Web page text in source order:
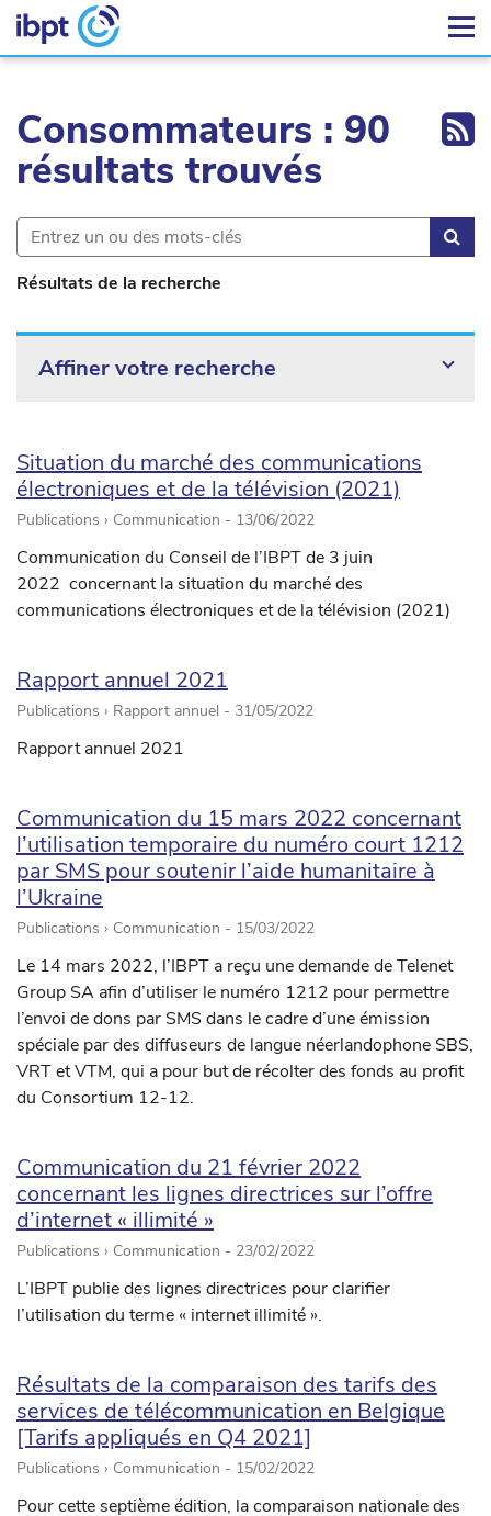
Consommateurs : 90
résultats trouvés
Résultats de la recherche
Affiner votre recherche
Situation du marché des communications
électroniques et de la télévision (2021)
Publications › Communication - 13/06/2022
Communication du Conseil de l’IBPT de 3 juin
2022 concernant la situation du marché des
communications électroniques et de la télévision (2021)
Rapport annuel 2021
Publications › Rapport annuel - 31/05/2022
Rapport annuel 2021
Communication du 15 mars 2022 concernant
l’utilisation temporaire du numéro court 1212
par SMS pour soutenir l’aide humanitaire à
l’Ukraine
Publications › Communication - 15/03/2022
Le 14 mars 2022, l’IBPT a reçu une demande de Telenet
Group SA afin d’utiliser le numéro 1212 pour permettre
l’envoi de dons par SMS dans le cadre d’une émission
spéciale par des diffuseurs de langue néerlandophone SBS,
VRT et VTM, qui a pour but de récolter des fonds au profit
du Consortium 12-12.
Communication du 21 février 2022
concernant les lignes directrices sur l’offre
d’internet « illimité »
Publications › Communication - 23/02/2022
L’IBPT publie des lignes directrices pour clarifier
l’utilisation du terme « internet illimité ».
Résultats de la comparaison des tarifs des
services de télécommunication en Belgique
[Tarifs appliqués en Q4 2021]
Publications › Communication - 15/02/2022
Pour cette septième édition, la comparaison nationale des